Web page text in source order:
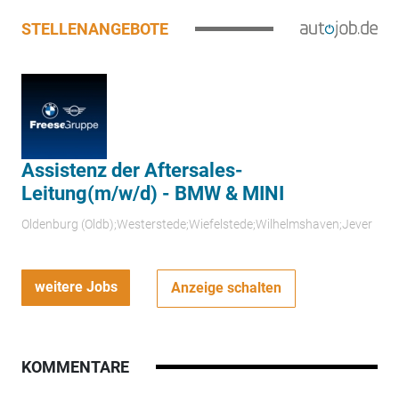
STELLENANGEBOTE
Assistenz der Aftersales-
Leitung(m/w/d) - BMW & MINI
Oldenburg (Oldb);Westerstede;Wiefelstede;Wilhelmshaven;Jever
weitere Jobs Anzeige schalten
KOMMENTARE